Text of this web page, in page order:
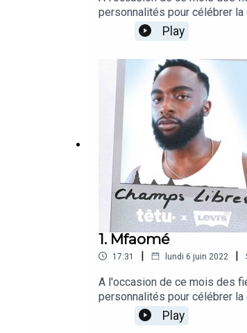
personnalités pour célébrer
femme transgenre réfugiée
explique pourquoi elle a
personnalités pour célébrer
Play
1. Mfaomé
17:31 | lundi 6 juin 2022 |
A l'occasion de ce mois des
personnalités pour célébrer
créateur de contenus
parle de son adolescence,
Play